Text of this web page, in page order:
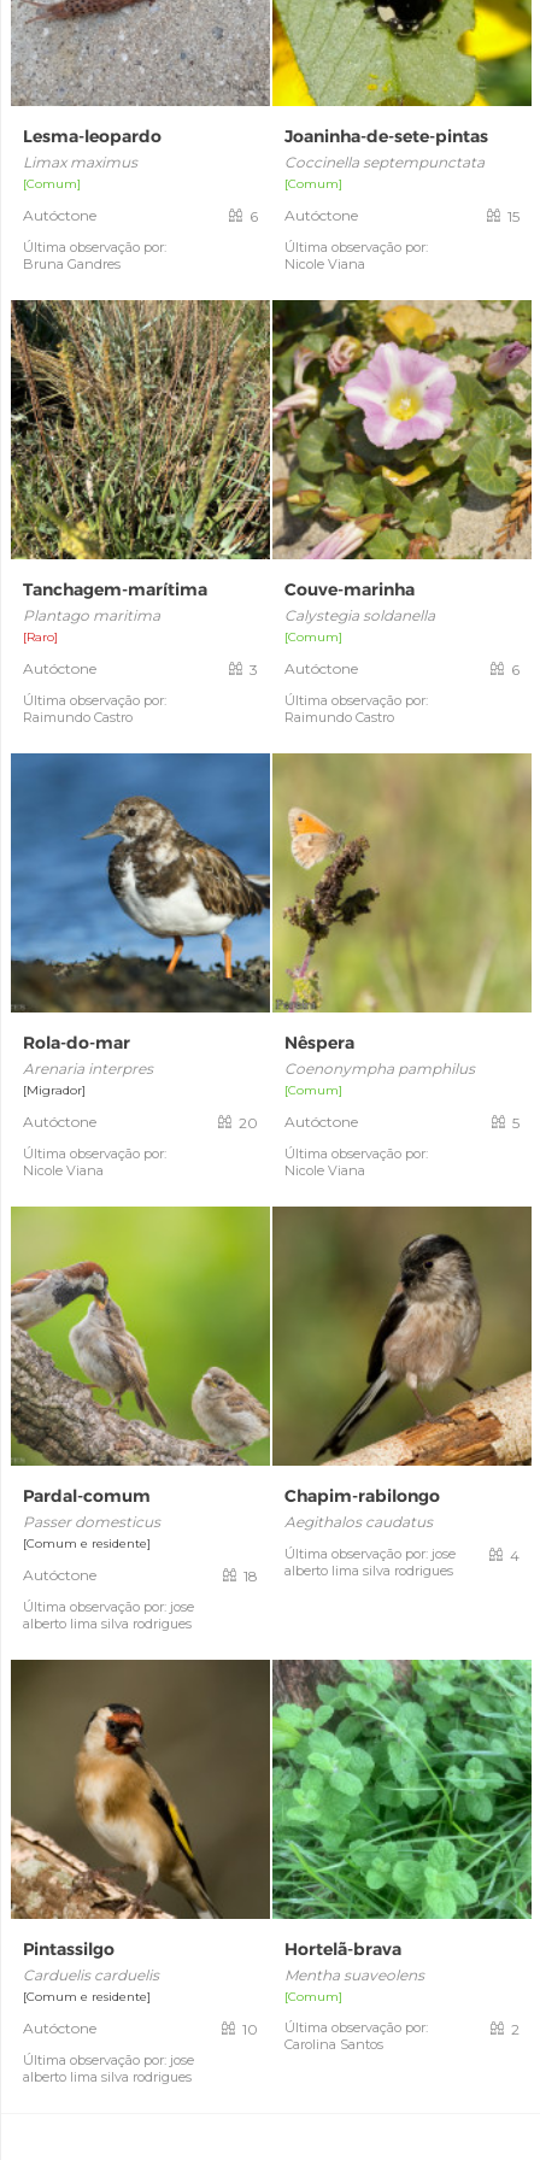
Lesma-leopardo
Limax maximus
[Comum]
Autóctone
Última observação por:
Bruna Gandres
6
Joaninha-de-sete-pintas
Coccinella septempunctata
[Comum]
Autóctone
Última observação por:
Nicole Viana
15
Tanchagem-marítima
Plantago maritima
[Raro]
Autóctone
Última observação por:
Raimundo Castro
3
Couve-marinha
Calystegia soldanella
[Comum]
Autóctone
Última observação por:
Raimundo Castro
6
Rola-do-mar
Arenaria interpres
[Migrador]
Autóctone
Última observação por:
Nicole Viana
20
Nêspera
Coenonympha pamphilus
[Comum]
Autóctone
Última observação por:
Nicole Viana
5
Pardal-comum
Passer domesticus
[Comum e residente]
Autóctone
Última observação por: jose
alberto lima silva rodrigues
18
Chapim-rabilongo
Aegithalos caudatus
Última observação por: jose
alberto lima silva rodrigues
4
Pintassilgo
Carduelis carduelis
[Comum e residente]
Autóctone
Última observação por: jose
alberto lima silva rodrigues
10
Hortelã-brava
Mentha suaveolens
[Comum]
Última observação por:
Carolina Santos
2